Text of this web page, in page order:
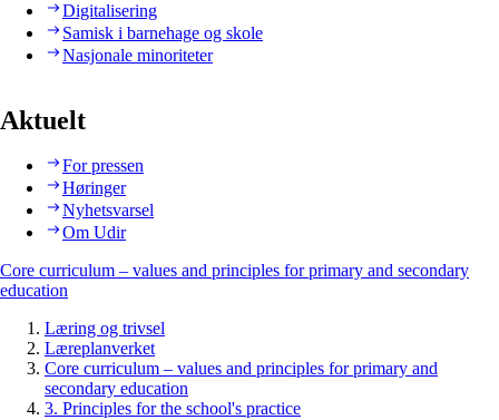
Digitalisering
Samisk i barnehage og skole
Nasjonale minoriteter
Aktuelt
For pressen
Høringer
Nyhetsvarsel
Om Udir
Core curriculum – values and principles for primary and secondary
education
Læring og trivsel
Læreplanverket
Core curriculum – values and principles for primary and
secondary education
3. Principles for the school's practice